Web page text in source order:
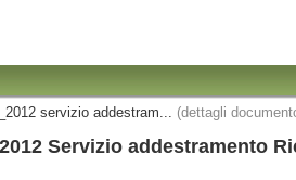
servizio addestram... (dettagli
Servizio addestramento